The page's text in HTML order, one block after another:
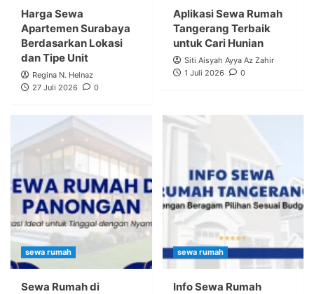
Harga Sewa
Apartemen Surabaya
Berdasarkan Lokasi
dan Tipe Unit
Regina N. Helnaz
27 Juli 2026
0
Aplikasi Sewa Rumah
Tangerang Terbaik
untuk Cari Hunian
Siti Aisyah Ayya Az Zahir
1 Juli 2026
0
sewa rumah
Sewa Rumah di
sewa rumah
Info Sewa Rumah